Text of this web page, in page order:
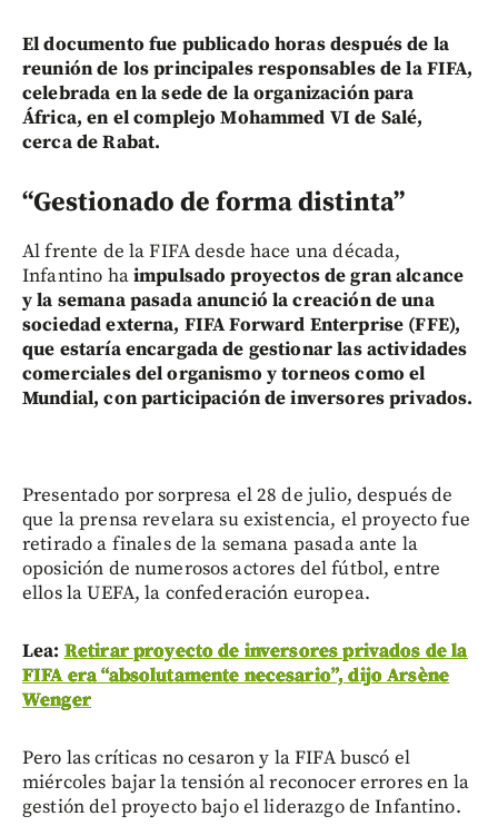
El documento fue publicado horas después de la
reunión de los principales responsables de la FIFA,
celebrada en la sede de la organización para
África, en el complejo Mohammed VI de Salé,
cerca de Rabat.
“Gestionado de forma distinta”
Al frente de la FIFA desde hace una década,
Infantino haimpulsado proyectos de gran alcance
y la semana pasada anunció la creación de una
sociedad externa, FIFA Forward Enterprise (FFE),
que estaría encargada de gestionar las actividades
comerciales del organismo y torneos como el
Mundial, con participación de inversores privados.
Presentado por sorpresa el 28 de julio, después de
que la prensa revelara su existencia, el proyecto fue
retirado a finales de la semana pasada ante la
oposición de numerosos actores del fútbol, entre
ellos la UEFA, la confederación europea.
Lea: Retirar proyecto de inversores privados de la
FIFA era “absolutamente necesario”, dijo Arsène
Wenger
Pero las críticas no cesaron y la FIFA buscó el
miércoles bajar la tensión al reconocer errores en la
gestión del proyecto bajo el liderazgo de Infantino.